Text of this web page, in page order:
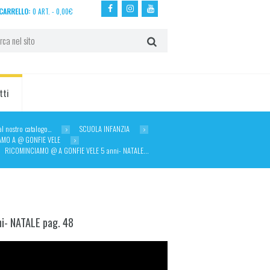
CARRELLO: 0 ART. - 0,00€
nostro catalogo…
SCUOLA INFANZIA
A @ GONFIE VELE
RICOMINCIAMO @ A GONFIE VELE 5 anni- NATALE...
NATALE pag. 48